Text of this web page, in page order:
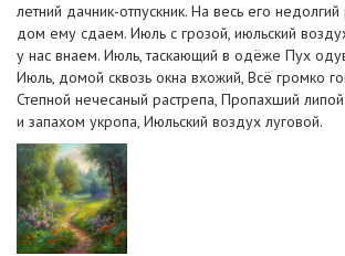
летний дачник-отпускник. На весь его
дом ему сдаем. Июль с грозой, июльский
у нас внаем. Июль, таскающий в одёже Пух
Июль, домой сквозь окна вхожий, Всё громко
Степной нечесаный растрепа, Пропахший
и запахом укропа, Июльский воздух луговой.